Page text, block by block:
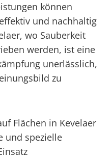
können
und nachhaltig
wo Sauberkeit
werden, ist eine
unerlässlich,
zu
Flächen in Kevelaer
und spezielle